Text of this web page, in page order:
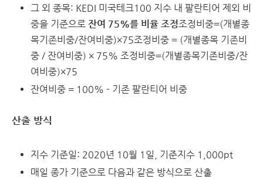
그 외 종목: KEDI 미국테크100 지수 내 팔란티어 제외 비
중을 기준으로 잔여 75%를 비율 조정조정비중=(개별종
목기존비중/잔여비중)×75조정비중 = (개별종목 기존비
중 / 잔여비중) × 75% 조정비중=(개별종목기존비중/잔
여비중)×75
잔여비중 = 100% - 기존 팔란티어 비중
산출 방식
지수 기준일: 2020년 10월 1일, 기준지수 1,000pt
매일 종가 기준으로 다음과 같은 방식으로 산출